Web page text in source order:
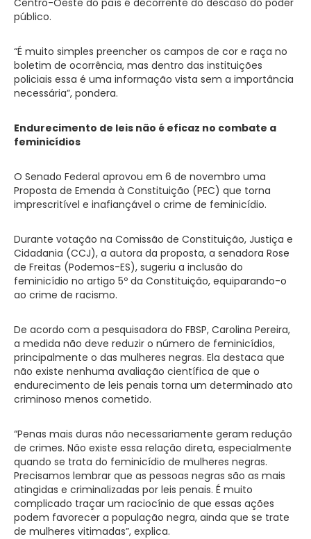
público.
“É muito simples preencher os campos de cor e raça no
boletim de ocorrência, mas dentro das instituições
policiais essa é uma informação vista sem a importância
necessária”, pondera.
Endurecimento de leis não é eficaz no combate a
feminicídios
O Senado Federal aprovou em 6 de novembro uma
Proposta de Emenda à Constituição (PEC) que torna
imprescritível e inafiançável o crime de feminicídio.
Durante votação na Comissão de Constituição, Justiça e
Cidadania (CCJ), a autora da proposta, a senadora Rose
de Freitas (Podemos-ES), sugeriu a inclusão do
feminicídio no artigo 5º da Constituição, equiparando-o
ao crime de racismo.
De acordo com a pesquisadora do FBSP, Carolina Pereira,
a medida não deve reduzir o número de feminicídios,
principalmente o das mulheres negras. Ela destaca que
não existe nenhuma avaliação científica de que o
endurecimento de leis penais torna um determinado ato
criminoso menos cometido.
“Penas mais duras não necessariamente geram redução
de crimes. Não existe essa relação direta, especialmente
quando se trata do feminicídio de mulheres negras.
Precisamos lembrar que as pessoas negras são as mais
atingidas e criminalizadas por leis penais. É muito
complicado traçar um raciocínio de que essas ações
podem favorecer a população negra, ainda que se trate
de mulheres vitimadas”, explica.